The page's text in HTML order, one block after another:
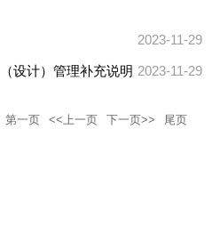
2023-11-29
设计）管理补充说明 2023-11-29
第一页 <<上一页 下一页>>
尾页